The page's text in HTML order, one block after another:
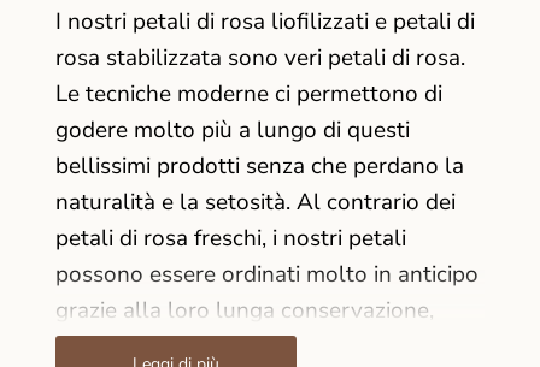
I nostri petali di rosa liofilizzati e petali di
rosa stabilizzata sono veri petali di rosa.
Le tecniche moderne ci permettono di
godere molto più a lungo di questi
bellissimi prodotti senza che perdano la
naturalità e la setosità. Al contrario dei
petali di rosa freschi, i nostri petali
possono essere ordinati molto in anticipo
grazie alla loro lunga conservazione,
evitando così ulteriore stress per il